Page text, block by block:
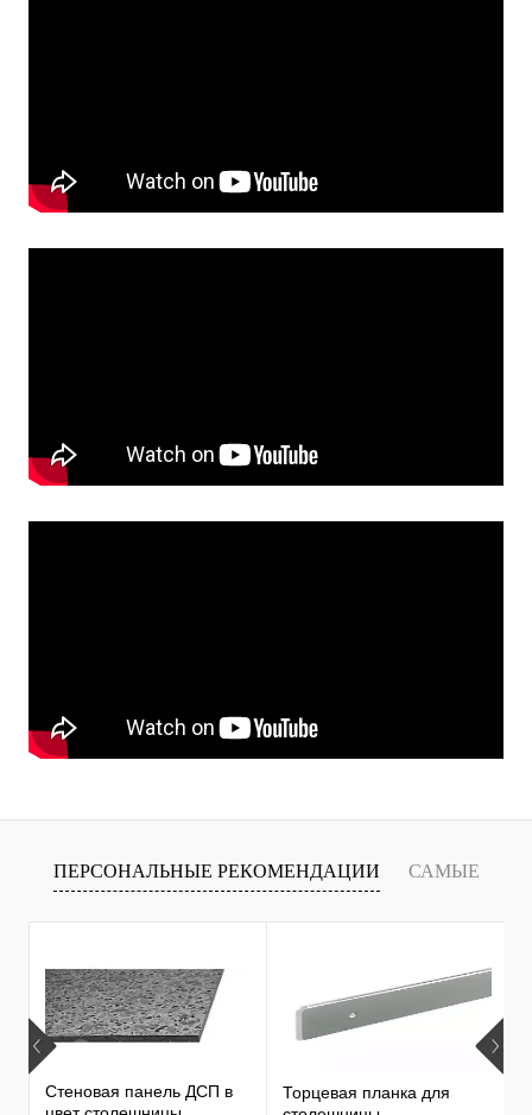
ПЕРСОНАЛЬНЫЕ РЕКОМЕНДАЦИИ САМЫЕ
ПРОДАВАЕМЫЕ ТОВАРЫ
Стеновая панель ДСП в
Торцевая планка для